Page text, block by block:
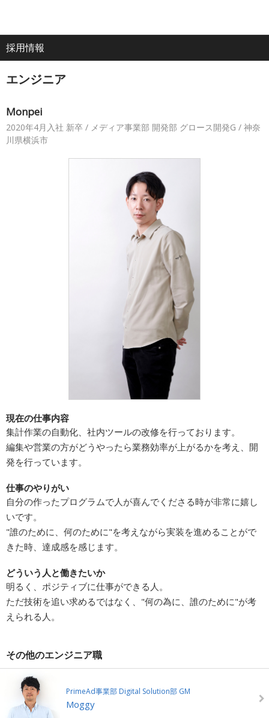
All
About
ホーム
IR・投資家情報
閉じる
エンジニア
Monpei
2020年4月入社 新卒 / メディア事業部 開発部 グロース開発G / 神奈
川県横浜市
現在の仕事内容
集計作業の自動化、社内ツールの改修を行っております。
編集や営業の方がどうやったら業務効率が上がるかを考え、開
発を行っています。
仕事のやりがい
自分の作ったプログラムで人が喜んでくださる時が非常に嬉し
いです。
"誰のために、何のために"を考えながら実装を進めることがで
きた時、達成感を感じます。
どういう人と働きたいか
明るく、ポジティブに仕事ができる人。
ただ技術を追い求めるではなく、"何の為に、誰のために"が考
えられる人。
その他のエンジニア職
PrimeAd事業部 Digital Solution部 GM
Moggy
採用情報